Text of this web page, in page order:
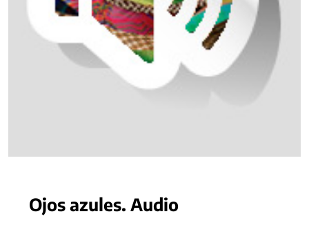
Ojos azules. Audio